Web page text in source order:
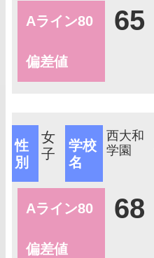
Aライン80
偏差値
65
性
別
女
子
学校
名
西大和
学園
Aライン80
偏差値
68